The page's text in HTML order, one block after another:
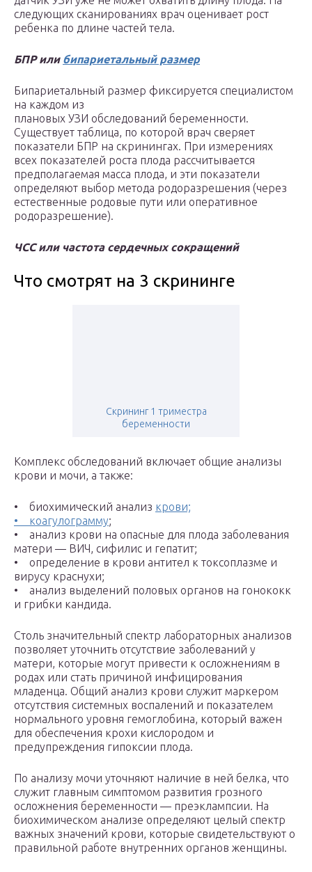
следующих сканированиях врач оценивает рост
ребенка по длине частей тела.
БПР или бипариетальный размер
Бипариетальный размер фиксируется специалистом
на каждом из
плановых УЗИ обследований беременности.
Существует таблица, по которой врач сверяет
показатели БПР на скринингах. При измерениях
всех показателей роста плода рассчитывается
предполагаемая масса плода, и эти показатели
определяют выбор метода родоразрешения (через
естественные родовые пути или оперативное
родоразрешение).
ЧСС или частота сердечных сокращений
Что смотрят на 3 скрининге
Скрининг 1 триместра
беременности
Комплекс обследований включает общие анализы
крови и мочи, а также:
• биохимический анализ крови;
• коагулограмму;
• анализ крови на опасные для плода заболевания
матери — ВИЧ, сифилис и гепатит;
• определение в крови антител к токсоплазме и
вирусу краснухи;
• анализ выделений половых органов на гонококк
и грибки кандида.
Столь значительный спектр лабораторных анализов
позволяет уточнить отсутствие заболеваний у
матери, которые могут привести к осложнениям в
родах или стать причиной инфицирования
младенца. Общий анализ крови служит маркером
отсутствия системных воспалений и показателем
нормального уровня гемоглобина, который важен
для обеспечения крохи кислородом и
предупреждения гипоксии плода.
По анализу мочи уточняют наличие в ней белка, что
служит главным симптомом развития грозного
осложнения беременности — преэклампсии. На
биохимическом анализе определяют целый спектр
важных значений крови, которые свидетельствуют о
правильной работе внутренних органов женщины.